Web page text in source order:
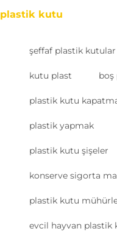
plastik kutu
şeffaf plastik kutular
kutu plast boş
plastik kutu
plastik yapmak
plastik kutu şişeler
konserve sigorta
plastik kutu
evcil hayvan plastik